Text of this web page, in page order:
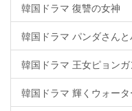
韓国ドラマ 復讐の女神
韓国ドラマ パンダさんと
韓国ドラマ 王女ピョン
韓国ドラマ 輝くウォー